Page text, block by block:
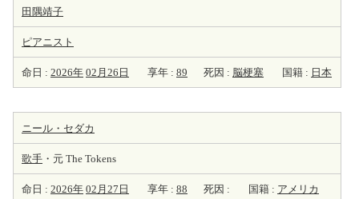
田隅靖子
ピアニスト
命日 : 2026年 02月26日 享年 : 89 死因 : 脳梗塞 国籍 : 日本
ニール・セダカ
歌手 ・元 The Tokens
命日 : 2026年 02月27日 享年 : 88 死因 : 国籍 : アメリカ